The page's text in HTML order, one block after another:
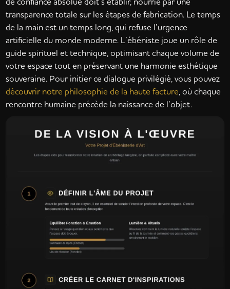
transparence totale sur les étapes de fabrication. Le temps
de la main est un temps long, qui refuse l’urgence
artificielle du monde moderne. L’ébéniste joue un rôle de
guide spirituel et technique, optimisant chaque volume de
votre espace tout en préservant une harmonie esthétique
souveraine. Pour initier ce dialogue privilégié, vous pouvez
découvrir notre philosophie de la haute facture , où chaque
rencontre humaine précède la naissance de l’objet.